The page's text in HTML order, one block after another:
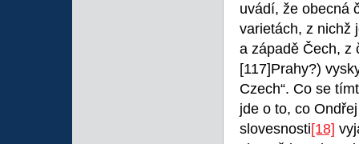
uvádí, že obecná
varietách, z nichž
a západě Čech, z
[117]Prahy?)
Czech“. Co se
jde o to, co
slovesnosti[18]